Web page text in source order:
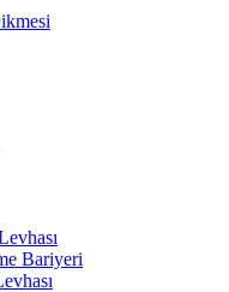
Bariyeri